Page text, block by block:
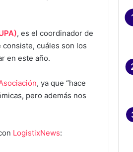
, es el coordinador de
consiste, cuáles son los
en este año.
, ya que “hace
pero además nos
LogistixNews: